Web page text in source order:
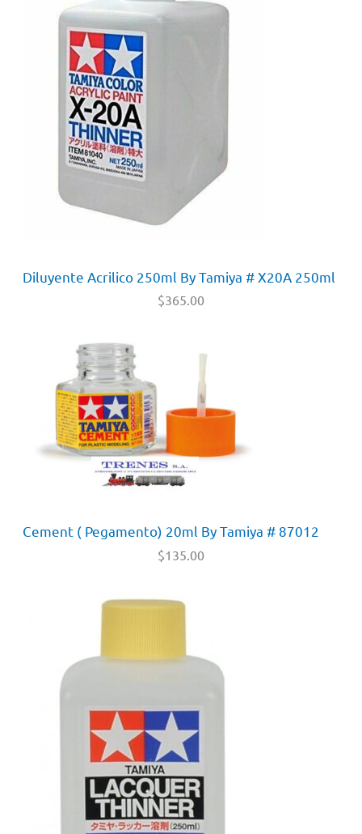
Diluyente Acrilico 250ml By Tamiya # X20A 250ml
$365.00
Cement ( Pegamento) 20ml By Tamiya # 87012
$135.00